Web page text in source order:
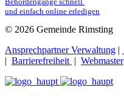
und einfach online erledigen
© 2026 Gemeinde Rimsting
Ansprechpartner Verwaltung |
| Barrierefreiheit | Webmaster